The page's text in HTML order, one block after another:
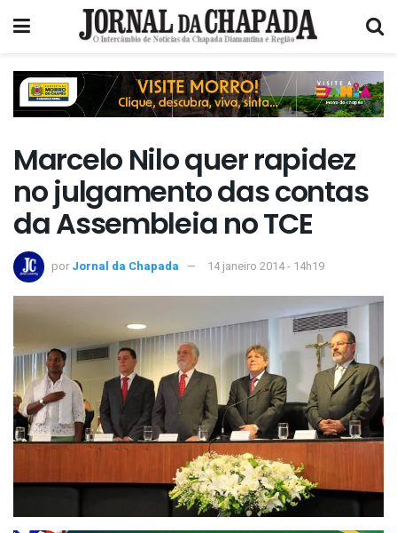
Marcelo Nilo quer rapidez
no julgamento das contas
da Assembleia no TCE
por Jornal da Chapada 14 janeiro 2014 - 14h19